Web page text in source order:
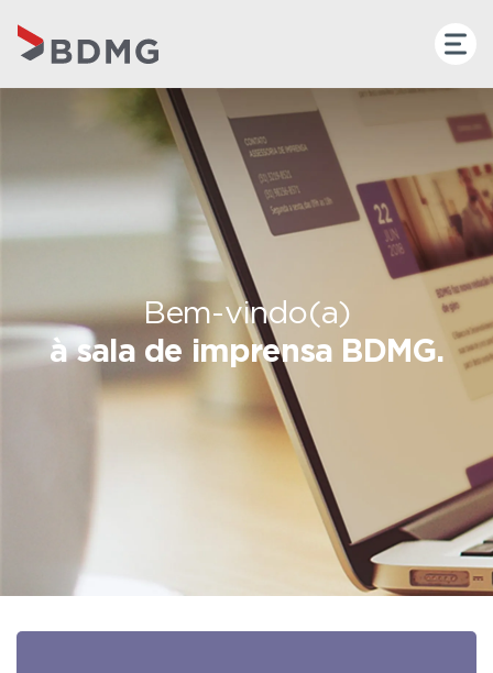
Bem-vindo(a)
à sala de imprensa BDMG.